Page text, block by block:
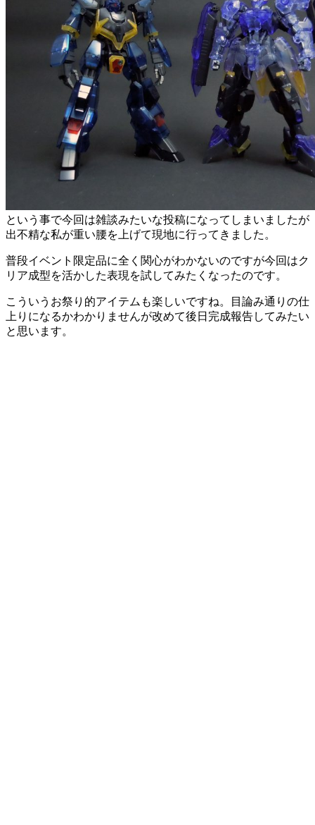
という事で今回は雑談みたいな投稿になってしまいましたが
出不精な私が重い腰を上げて現地に行ってきました。
普段イベント限定品に全く関心がわかないのですが今回はク
リア成型を活かした表現を試してみたくなったのです。
こういうお祭り的アイテムも楽しいですね。目論み通りの仕
上りになるかわかりませんが改めて後日完成報告してみたい
と思います。